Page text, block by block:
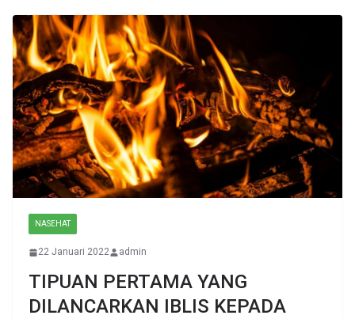
NASEHAT
22 Januari 2022 admin
TIPUAN PERTAMA YANG
DILANCARKAN IBLIS KEPADA